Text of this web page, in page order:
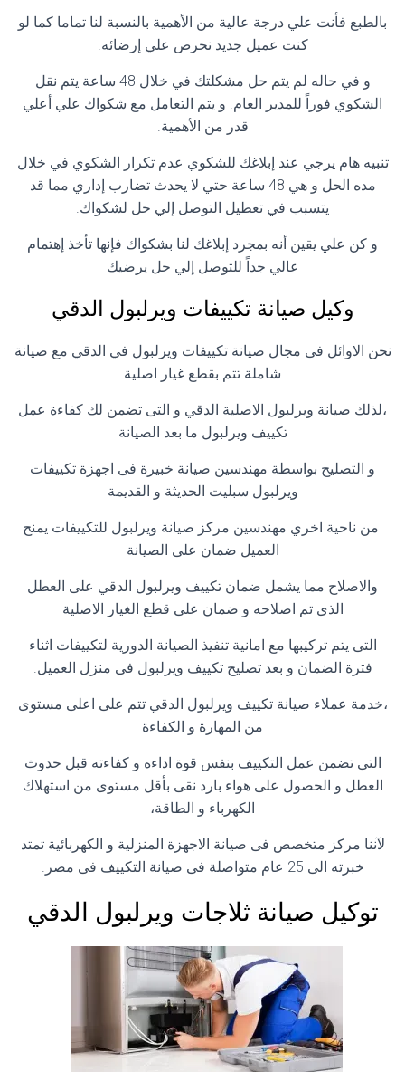
بالطبع فأنت علي درجة عالية من الأهمية بالنسبة لنا تماما كما لو
كنت عميل جديد نحرص علي إرضائه.
و في حاله لم يتم حل مشكلتك في خلال 48 ساعة يتم نقل
الشكوي فوراً للمدير العام. و يتم التعامل مع شكواك علي أعلي
قدر من الأهمية.
تنبيه هام يرجي عند إبلاغك للشكوي عدم تكرار الشكوي في خلال
مده الحل و هي 48 ساعة حتي لا يحدث تضارب إداري مما قد
يتسبب في تعطيل التوصل إلي حل لشكواك.
و كن علي يقين أنه بمجرد إبلاغك لنا بشكواك فإنها تأخذ إهتمام
عالي جداً للتوصل إلي حل يرضيك
وكيل صيانة تكييفات ويرلبول الدقي
نحن الاوائل فى مجال صيانة تكييفات ويرلبول في الدقي مع صيانة
شاملة تتم بقطع غيار اصلية
،لذلك صيانة ويرلبول الاصلية الدقي و التى تضمن لك كفاءة عمل
تكييف ويرلبول ما بعد الصيانة
و التصليح بواسطة مهندسين صيانة خبيرة فى اجهزة تكييفات
ويرلبول سبليت الحديثة و القديمة
من ناحية اخري مهندسين مركز صيانة ويرلبول للتكييفات يمنح
العميل ضمان على الصيانة
والاصلاح مما يشمل ضمان تكييف ويرلبول الدقي على العطل
الذى تم اصلاحه و ضمان على قطع الغيار الاصلية
التى يتم تركيبها مع امانية تنفيذ الصيانة الدورية لتكييفات اثناء
فترة الضمان و بعد تصليح تكييف ويرلبول فى منزل العميل.
،خدمة عملاء صيانة تكييف ويرلبول الدقي تتم على اعلى مستوى
من المهارة و الكفاءة
التى تضمن عمل التكييف بنفس قوة اداءه و كفاءته قبل حدوث
العطل و الحصول على هواء بارد نقى بأقل مستوى من استهلاك
الكهرباء و الطاقة،
لآننا مركز متخصص فى صيانة الاجهزة المنزلية و الكهربائية تمتد
خبرته الى 25 عام متواصلة فى صيانة التكييف فى مصر.
توكيل صيانة ثلاجات ويرلبول الدقي